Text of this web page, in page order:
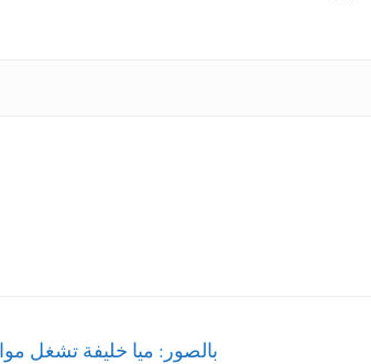
Next
بالصور: ميا خليفة تشغل